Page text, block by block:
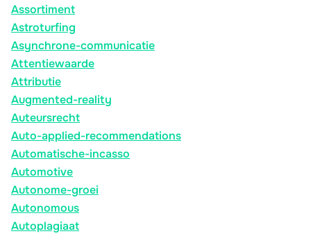
Assortiment
Astroturfing
Asynchrone-communicatie
Attentiewaarde
Attributie
Augmented-reality
Auteursrecht
Auto-applied-recommendations
Automatische-incasso
Automotive
Autonome-groei
Autonomous
Autoplagiaat